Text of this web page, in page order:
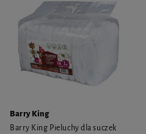
Barry King
Barry King Pieluchy dla suczek